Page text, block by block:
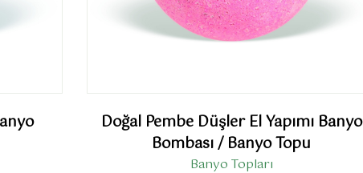
Doğal Pembe Düşler El Yapımı Banyo
Bombası / Banyo Topu
Banyo Topları